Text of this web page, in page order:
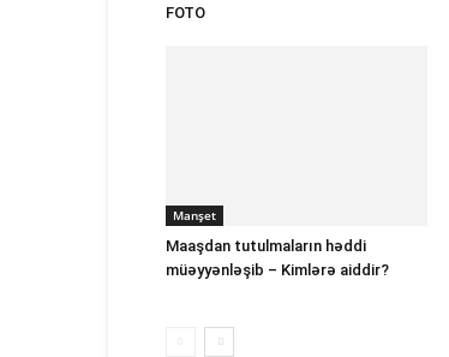
FOTO
Manşet
Maaşdan tutulmaların həddi
müəyyənləşib – Kimlərə aiddir?